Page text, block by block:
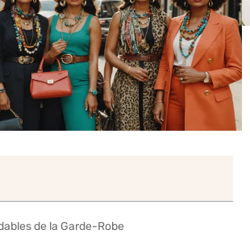
de la Garde-Robe